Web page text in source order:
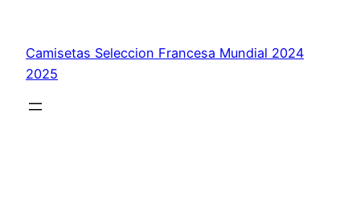
contenido
Camisetas Seleccion Francesa Mundial 2024
2025